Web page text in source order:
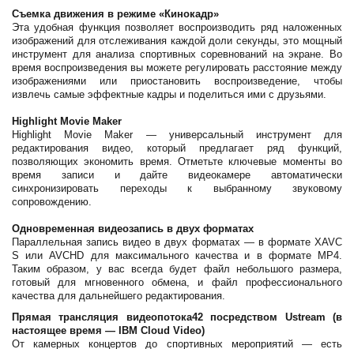
Съемка движения в режиме «Кинокадр»
Эта удобная функция позволяет воспроизводить ряд наложенных
изображений для отслеживания каждой доли секунды, это мощный
инструмент для анализа спортивных соревнований на экране. Во
время воспроизведения вы можете регулировать расстояние между
изображениями или приостановить воспроизведение, чтобы
извлечь самые эффектные кадры и поделиться ими с друзьями.
Highlight Movie Maker
Highlight Movie Maker — универсальный инструмент для
редактирования видео, который предлагает ряд функций,
позволяющих экономить время. Отметьте ключевые моменты во
время записи и дайте видеокамере автоматически
синхронизировать переходы к выбранному звуковому
сопровождению.
Одновременная видеозапись в двух форматах
Параллельная запись видео в двух форматах — в формате XAVC
S или AVCHD для максимального качества и в формате MP4.
Таким образом, у вас всегда будет файл небольшого размера,
готовый для мгновенного обмена, и файл профессионального
качества для дальнейшего редактирования.
Прямая трансляция видеопотока42 посредством Ustream (в
настоящее время — IBM Cloud Video)
От камерных концертов до спортивных мероприятий — есть